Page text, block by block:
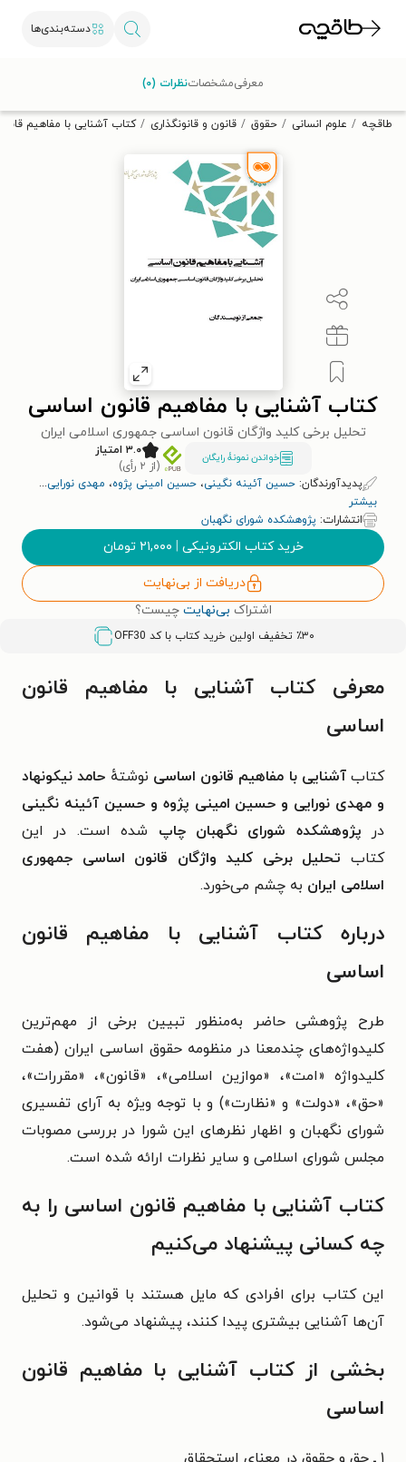
دسته‌بندی‌ها
تخفیف از طاقچه دریافت کن.
طاقچه علوم انسانی حقوق قانون و قانونگذاری کتاب آشنایی با مفاهیم
کتاب آشنایی با مفاهیم قانون اساسی
تحلیل برخی کلید واژگان قانون اساسی جمهوری اسلامی ایران
خواندن نمونۀ رایگان
۳.۰ امتیاز
(از ۲ رأی)
پدیدآورندگان: حسین آئینه نگینی، حسین امینی پژوه، مهدی نورایی...
بیشتر
انتشارات: پژوهشکده شورای نگهبان
خرید کتاب الکترونیکی | ۲۱,۰۰۰ تومان
دریافت از بی‌نهایت
اشتراک بی‌نهایت چیست؟
٪۳۰ تخفیف اولین خرید کتاب با کد OFF30
معرفیمشخصاتنظرات (۰)
معرفی کتاب آشنایی با مفاهیم قانون
اساسی
کتابآشنایی با مفاهیم قانون اساسی نوشتهٔ حامد نیکونهاد
و مهدی نورایی و حسین امینی پژوه وحسین آئینه نگینی
در پژوهشکده شورای نگهبان چاپ شده است. در این
کتاب تحلیل برخی کلید واژگان قانون اساسی جمهوری
اسلامی ایران به چشم می‌خورد.
درباره کتاب آشنایی با مفاهیم قانون
اساسی
طرح پژوهشی حاضر به‌منظور تبیین برخی از مهم‌ترین
کلیدواژه‌های چندمعنا در منظومه حقوق اساسی ایران (هفت
کلیدواژه «امت»، «موازین اسلامی»، «قانون»، «مقررات»،
«حق»، «دولت» و «نظارت») و با توجه ویژه به آرای تفسیری
شورای نگهبان و اظهار نظرهای این شورا در بررسی مصوبات
مجلس شورای اسلامی و سایر نظرات ارائه شده است.
کتاب آشنایی با مفاهیم قانون اساسی را به
چه کسانی پیشنهاد می‌کنیم
این کتاب برای افرادی که مایل هستند با قوانین و تحلیل
آن‌ها آشنایی بیشتری پیدا کنند، پیشنهاد می‌شود.
بخشی از کتاب آشنایی با مفاهیم قانون
اساسی